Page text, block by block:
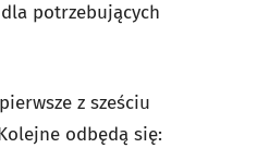
potrzebujących
z sześciu
odbędą się: